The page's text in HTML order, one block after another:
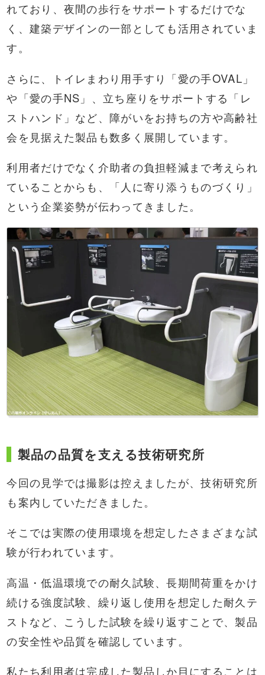
れており、夜間の歩行をサポートするだけでな
く、建築デザインの一部としても活用されていま
す。
さらに、トイレまわり用手すり「愛の手OVAL」
や「愛の手NS」、立ち座りをサポートする「レ
ストハンド」など、障がいをお持ちの方や高齢社
会を見据えた製品も数多く展開しています。
利用者だけでなく介助者の負担軽減まで考えられ
ていることからも、「人に寄り添うものづくり」
という企業姿勢が伝わってきました。
製品の品質を支える技術研究所
今回の見学では撮影は控えましたが、技術研究所
も案内していただきました。
そこでは実際の使用環境を想定したさまざまな試
験が行われています。
高温・低温環境での耐久試験、長期間荷重をかけ
続ける強度試験、繰り返し使用を想定した耐久テ
ストなど、こうした試験を繰り返すことで、製品
の安全性や品質を確認しています。
私たち利用者は完成した製品しか目にすることは